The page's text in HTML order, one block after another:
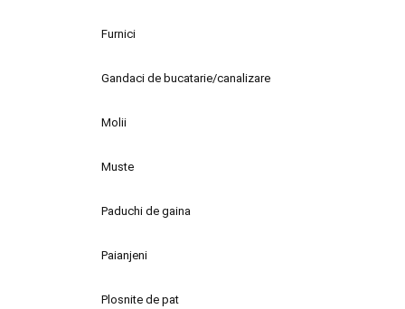
Furnici
Gandaci de bucatarie/canalizare
Molii
Muste
Paduchi de gaina
Paianjeni
Plosnite de pat